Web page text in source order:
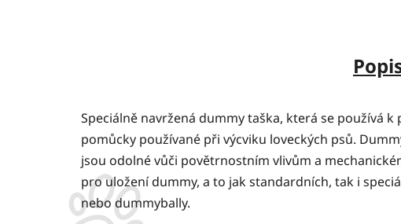
Speciálně navržená dummy taška, která se používá
pomůcky používané při výcviku loveckých psů.
jsou odolné vůči povětrnostním vlivům a
pro uložení dummy, a to jak standardních, tak i
nebo dummybally.